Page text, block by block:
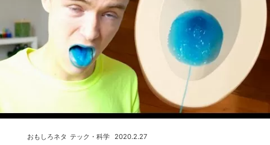
2020.2.27
おもしろネタ テック・科学